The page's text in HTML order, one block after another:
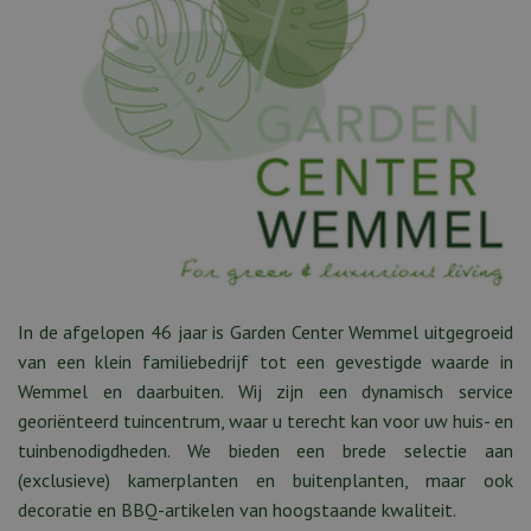
In de afgelopen 46 jaar is Garden Center Wemmel uitgegroeid
van een klein familiebedrijf tot een gevestigde waarde in
Wemmel en daarbuiten. Wij zijn een dynamisch service
georiënteerd tuincentrum, waar u terecht kan voor uw huis- en
tuinbenodigdheden. We bieden een brede selectie aan
(exclusieve) kamerplanten en buitenplanten, maar ook
decoratie en BBQ-artikelen van hoogstaande kwaliteit.